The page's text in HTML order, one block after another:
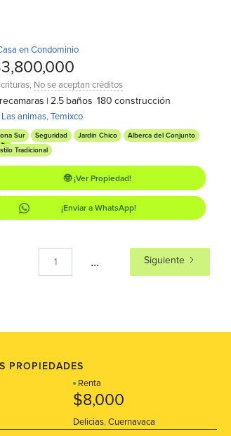
en Condominio
, No se aceptan créditos
recamaras | 2.5 baños 180 construcción
Las animas,Temixco
Sur Seguridad Jardín Chico
Alberca del Conjunto
Tradicional
🤓 ¡Ver Propiedad!
¡Enviar a WhatsApp!
1 ... Siguiente
PROPIEDADES
Renta
$8,000
Delicias, Cuernavaca